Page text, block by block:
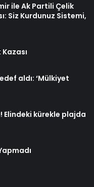
ile Ak Partili Çelik
Siz Kurdunuz Sistemi,
aldı: ‘Mülkiyet
Elindeki kürekle plajda